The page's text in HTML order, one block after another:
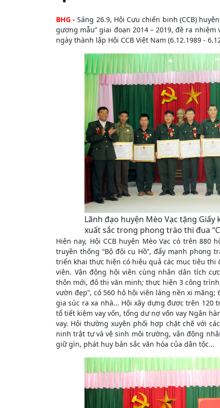
BHG - Sáng 26.9, Hội Cựu chiến binh (CCB)
gương mẫu” giai đoạn 2014 – 2019, đề ra
ngày thành lập Hội CCB Việt Nam (6.12.1989 -
Lãnh đạo huyện Mèo Vạc tặng
xuất sắc trong phong trào thi đua
Hiện nay, Hội CCB huyện Mèo Vạc có trên 880
truyền thống “Bộ đội cụ Hồ”, đẩy mạnh phong
triển khai thực hiện có hiệu quả các mục tiêu
viên. Vận động hội viên cùng nhân dân tích
thôn mới, đô thị văn minh;thực hiện 3 công
vườn đẹp”, có 560 hộ hội viên láng nền xi
gia súc ra xa nhà... Hội xây dựng được trên 120
tổ tiết kiệm vay vốn, tổng dư nợ vốn vay Ngân
vay. Hội thường xuyên phối hợp chặt chẽ với
ninh trật tự và vệ sinh môi trường, vận động
giữ gìn, phát huy bản sắc văn hóa của dân tộc...